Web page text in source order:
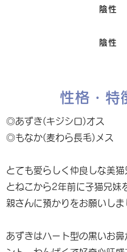
陰性
陰性
性格・特
◎あずき(キジシロ)オス
◎もなか(麦わら長毛)メス
とても愛らしく仲良しな美
とねこから2年前に子猫兄妹
親さんに預かりをお願いしま
あずきはハート型の黒いお鼻